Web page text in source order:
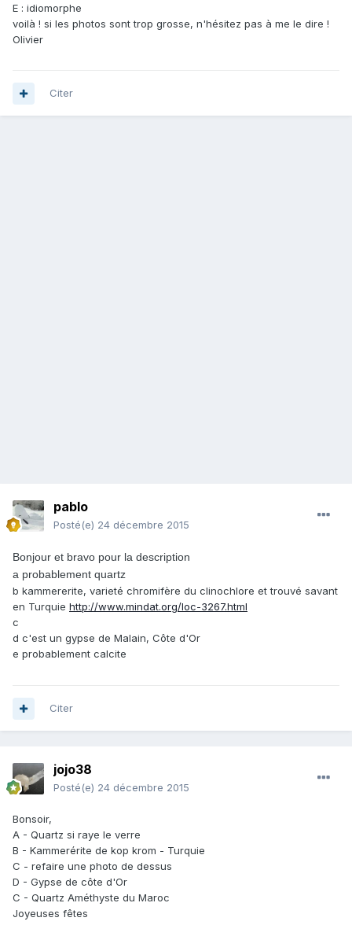
E : idiomorphe
voilà ! si les photos sont trop grosse, n'hésitez pas à me le dire !
Olivier
Citer
pablo
Posté(e) 24 décembre 2015
Bonjour et bravo pour la description
a probablement quartz
b kammererite, varieté chromifère du clinochlore et trouvé savant
en Turquie http://www.mindat.org/loc-3267.html
c
d c'est un gypse de Malain, Côte d'Or
e probablement calcite
Citer
jojo38
Posté(e) 24 décembre 2015
Bonsoir,
A - Quartz si raye le verre
B - Kammerérite de kop krom - Turquie
C - refaire une photo de dessus
D - Gypse de côte d'Or
C - Quartz Améthyste du Maroc
Joyeuses fêtes